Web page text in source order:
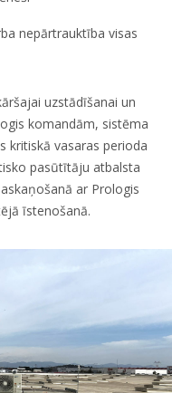
nepārtrauktība visas
uzstādīšanai un
komandām, sistēma
kritiskā vasaras perioda
pasūtītāju atbalsta
ar Prologis
īstenošanā.